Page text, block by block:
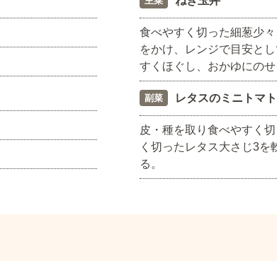
食べやすく切った細葱少
をかけ、レンジで目安と
すくほぐし、おかゆにの
副菜 レタスのミニトマ
皮・種を取り食べやすく
く切ったレタス大さじ3
る。